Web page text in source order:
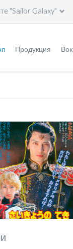
"Sailor Galaxy"
Продукция